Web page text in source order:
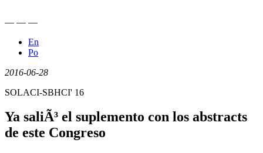
— — —
En
Po
2016-06-28
SOLACI-SBHCI' 16
Ya saliÃ³ el suplemento con los abstracts
de este Congreso